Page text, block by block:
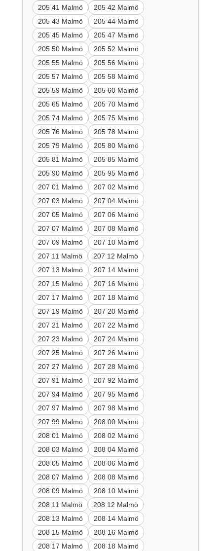
205 41 Malmö
205 42 Malmö
205 43 Malmö
205 44 Malmö
205 45 Malmö
205 47 Malmö
205 50 Malmö
205 52 Malmö
205 55 Malmö
205 56 Malmö
205 57 Malmö
205 58 Malmö
205 59 Malmö
205 60 Malmö
205 65 Malmö
205 70 Malmö
205 74 Malmö
205 75 Malmö
205 76 Malmö
205 78 Malmö
205 79 Malmö
205 80 Malmö
205 81 Malmö
205 85 Malmö
205 90 Malmö
205 95 Malmö
207 01 Malmö
207 02 Malmö
207 03 Malmö
207 04 Malmö
207 05 Malmö
207 06 Malmö
207 07 Malmö
207 08 Malmö
207 09 Malmö
207 10 Malmö
207 11 Malmö
207 12 Malmö
207 13 Malmö
207 14 Malmö
207 15 Malmö
207 16 Malmö
207 17 Malmö
207 18 Malmö
207 19 Malmö
207 20 Malmö
207 21 Malmö
207 22 Malmö
207 23 Malmö
207 24 Malmö
207 25 Malmö
207 26 Malmö
207 27 Malmö
207 28 Malmö
207 91 Malmö
207 92 Malmö
207 94 Malmö
207 95 Malmö
207 97 Malmö
207 98 Malmö
207 99 Malmö
208 00 Malmö
208 01 Malmö
208 02 Malmö
208 03 Malmö
208 04 Malmö
208 05 Malmö
208 06 Malmö
208 07 Malmö
208 08 Malmö
208 09 Malmö
208 10 Malmö
208 11 Malmö
208 12 Malmö
208 13 Malmö
208 14 Malmö
208 15 Malmö
208 16 Malmö
208 17 Malmö
208 18 Malmö